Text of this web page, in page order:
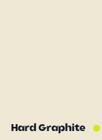
Hard Graphite